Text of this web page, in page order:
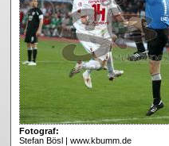
Fotograf:
Stefan Bösl | www.kbumm.de